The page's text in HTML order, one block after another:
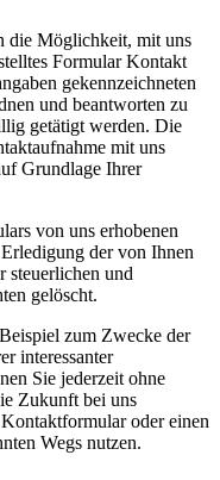
die Möglichkeit, mit uns
Formular Kontakt
gekennzeichneten
und beantworten zu
getätigt werden. Die
mit uns
Grundlage Ihrer
von uns erhobenen
der von Ihnen
steuerlichen und
gelöscht.
zum Zwecke der
interessanter
Sie jederzeit ohne
Zukunft bei uns
oder einen
Wegs nutzen.